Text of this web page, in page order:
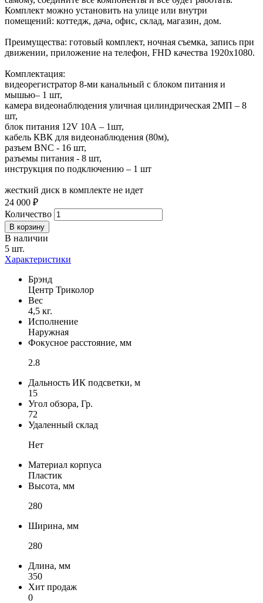
Комплект можно установить на улице или внутри
помещений: коттедж, дача, офис, склад, магазин, дом.
Преимущества: готовый комплект, ночная съемка, запись при
движении, приложение на телефон, FHD качества 1920x1080.
Комплектация:
видеорегистратор 8-ми канальный c блоком питания и
мышью– 1 шт,
камера видеонаблюдения уличная цилиндрическая 2МП – 8
шт,
блок питания 12V 10А – 1шт,
кабель КВК для видеонаблюдения (80м),
разъем BNC - 16 шт,
разъемы питания - 8 шт,
инструкция по подключению – 1 шт
жесткий диск в комплекте не идет
24 000 ₽
Количество
В наличии
5 шт.
Характеристики
Брэнд
Центр Триколор
Вес
4,5 кг.
Исполнение
Наружная
Фокусное расстояние, мм
2.8
Дальность ИК подсветки, м
15
Угол обзора, Гр.
72
Удаленный склад
Нет
Материал корпуса
Пластик
Высота, мм
280
Ширина, мм
280
Длина, мм
350
Хит продаж
0